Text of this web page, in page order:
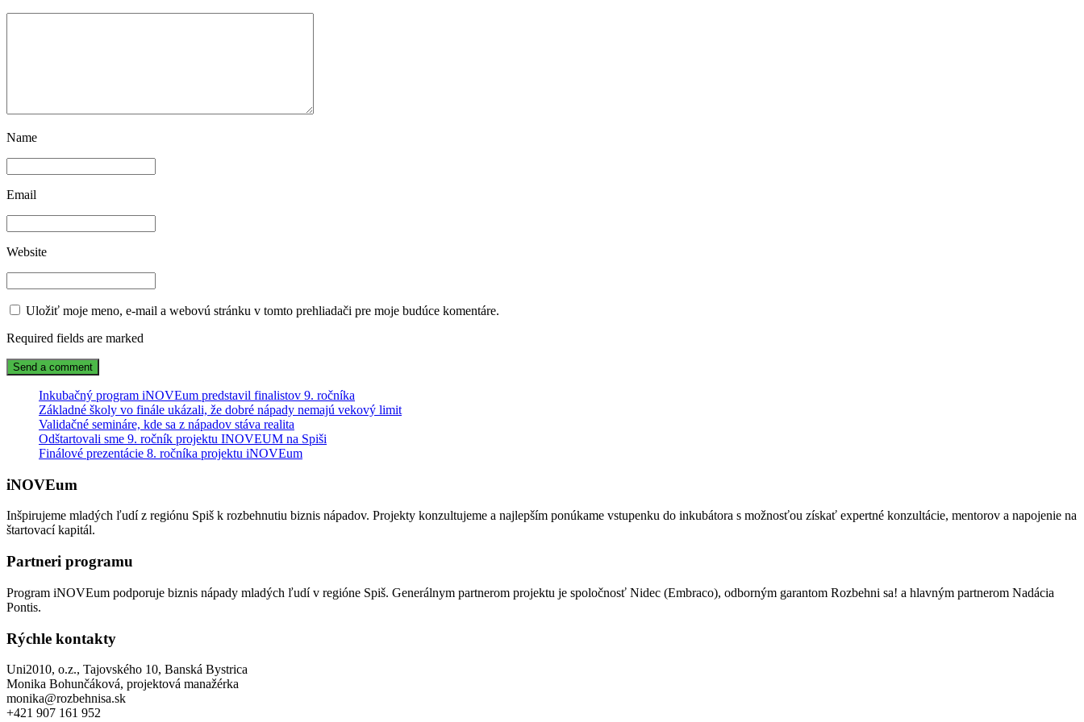
Name
Email
Website
Uložiť moje meno, e-mail a webovú stránku v tomto prehliadači pre moje budúce komentáre.
Required fields are marked
Inkubačný program iNOVEum predstavil finalistov 9. ročníka
Základné školy vo finále ukázali, že dobré nápady nemajú vekový limit
Validačné semináre, kde sa z nápadov stáva realita
Odštartovali sme 9. ročník projektu INOVEUM na Spiši
Finálové prezentácie 8. ročníka projektu iNOVEum
iNOVEum
Inšpirujeme mladých ľudí z regiónu Spiš k rozbehnutiu biznis nápadov. Projekty konzultujeme a najlepším ponúkame vstupenku do inkubátora s možnosťou získať expertné konzultácie, mentorov a napojenie na
štartovací kapitál.
Partneri programu
Program iNOVEum podporuje biznis nápady mladých ľudí v regióne Spiš. Generálnym partnerom projektu je spoločnosť Nidec (Embraco), odborným garantom Rozbehni sa! a hlavným partnerom Nadácia
Pontis.
Rýchle kontakty
Uni2010, o.z., Tajovského 10, Banská Bystrica
Monika Bohunčáková, projektová manažérka
monika@rozbehnisa.sk
+421 907 161 952